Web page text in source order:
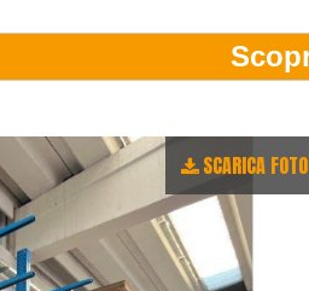
SCARICA FOTO